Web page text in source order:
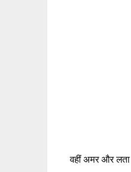
वहीं अमर और लता